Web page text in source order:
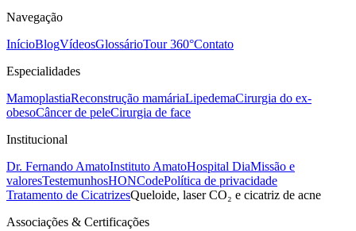
Navegação
InícioBlogVídeosGlossárioTour 360°Contato
Especialidades
MamoplastiaReconstrução mamáriaLipedemaCirurgia do ex-
obesoCâncer de peleCirurgia de face
Institucional
Dr. Fernando AmatoInstituto AmatoHospital DiaMissão e
valoresTestemunhosHONCodePolítica de privacidade
Tratamento de CicatrizesQueloide, laser CO₂ e cicatriz de acne
Associações & Certificações